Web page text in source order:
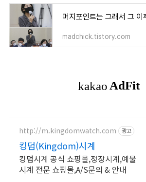
madchick.tistory.com
http://m.kingdomwatch.com 광고
킹덤(Kingdom)시계
킹덤시계 공식 쇼핑몰,정장시계,예물
시계 전문 쇼핑몰,A/S문의 & 안내